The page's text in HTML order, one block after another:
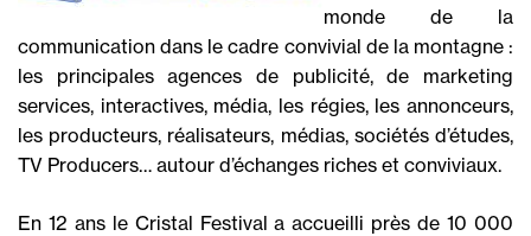
monde de la
communication dans le cadre convivial de la montagne :
les principales agences de publicité, de marketing
services, interactives, média, les régies, les annonceurs,
les producteurs, réalisateurs, médias, sociétés d’études,
TV Producers… autour d’échanges riches et conviviaux.
En 12 ans le Cristal Festival a accueilli près de 10 000